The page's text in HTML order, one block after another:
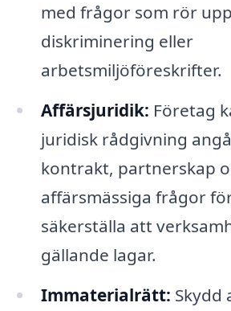
med frågor som rör
diskriminering eller
arbetsmiljöföreskrifter.
Affärsjuridik: Företag
juridisk rådgivning
kontrakt, partnerskap
affärsmässiga frågor
säkerställa att
gällande lagar.
Immaterialrätt: Skydd